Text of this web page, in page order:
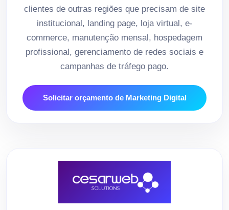
clientes de outras regiões que precisam de site
institucional, landing page, loja virtual, e-
commerce, manutenção mensal, hospedagem
profissional, gerenciamento de redes sociais e
campanhas de tráfego pago.
Solicitar orçamento de Marketing Digital